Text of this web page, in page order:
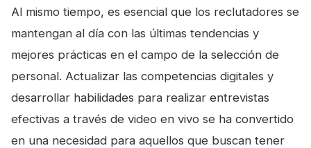
Al mismo tiempo, es esencial que los reclutadores se
mantengan al día con las últimas tendencias y
mejores prácticas en el campo de la selección de
personal. Actualizar las competencias digitales y
desarrollar habilidades para realizar entrevistas
efectivas a través de video en vivo se ha convertido
en una necesidad para aquellos que buscan tener